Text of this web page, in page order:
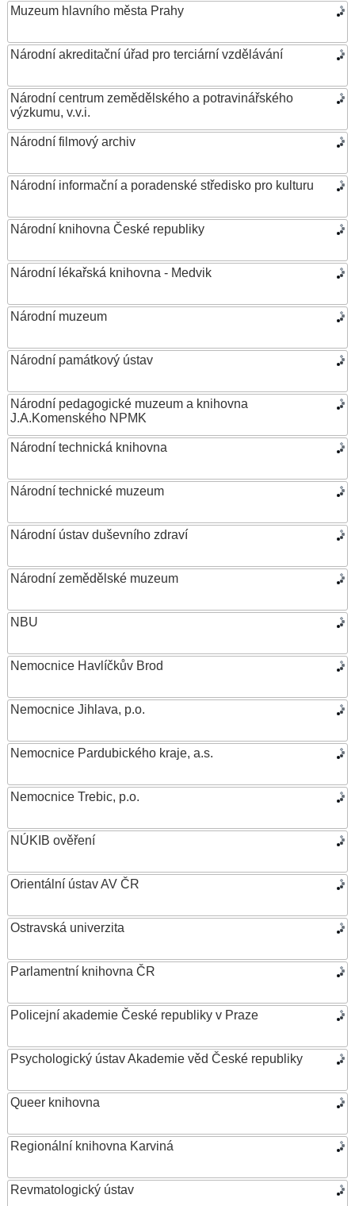
Muzeum hlavního města Prahy
Národní akreditační úřad pro terciární vzdělávání
Národní centrum zemědělského a potravinářského
výzkumu, v.v.i.
Národní filmový archiv
Národní informační a poradenské středisko pro kulturu
Národní knihovna České republiky
Národní lékařská knihovna - Medvik
Národní muzeum
Národní památkový ústav
Národní pedagogické muzeum a knihovna
J.A.Komenského NPMK
Národní technická knihovna
Národní technické muzeum
Národní ústav duševního zdraví
Národní zemědělské muzeum
NBU
Nemocnice Havlíčkův Brod
Nemocnice Jihlava, p.o.
Nemocnice Pardubického kraje, a.s.
Nemocnice Trebic, p.o.
NÚKIB ověření
Orientální ústav AV ČR
Ostravská univerzita
Parlamentní knihovna ČR
Policejní akademie České republiky v Praze
Psychologický ústav Akademie věd České republiky
Queer knihovna
Regionální knihovna Karviná
Revmatologický ústav